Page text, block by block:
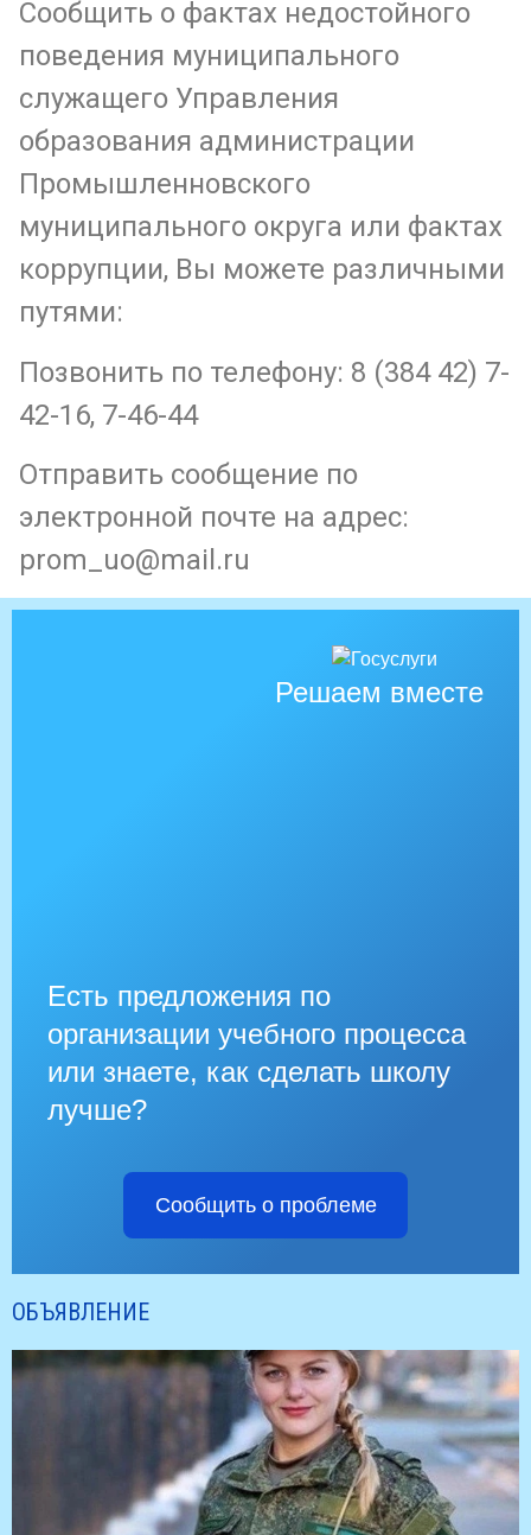
Сообщить о фактах недостойного
поведения муниципального
служащего Управления
образования администрации
Промышленновского
муниципального округа или фактах
коррупции, Вы можете различными
путями:
Позвонить по телефону: 8 (384 42) 7-
42-16, 7-46-44
Отправить сообщение по
электронной почте на адрес:
prom_uo@mail.ru
Решаем вместе
Есть предложения по
организации учебного процесса
или знаете, как сделать школу
лучше?
Сообщить о проблеме
ОБЪЯВЛЕНИЕ